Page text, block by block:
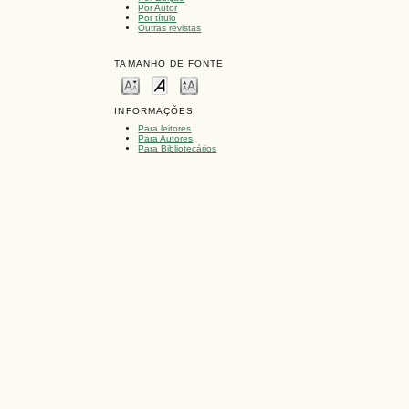
Por Autor
Por título
Outras revistas
TAMANHO DE FONTE
INFORMAÇÕES
Para leitores
Para Autores
Para Bibliotecários